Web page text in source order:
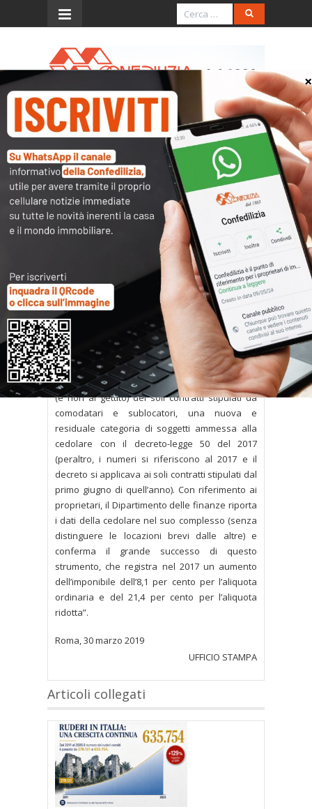
Menu
“Tassa Airbnb”, nessun flop
SUCCESSO CONFERMATO PER LA CEDOLARE
Precisazione Confedilizia
“I dati del Dipartimento delle finanze
non mostrano alcun insuccesso della cedolare
secca sugli affitti brevi. I 44 milioni di euro
relativi al 2017, infatti, sono relativi all’imponibile
(e non al gettito) dei soli contratti stipulati da
comodatari e sublocatori, una nuova e
residuale categoria di soggetti ammessa alla
cedolare con il decreto-legge 50 del 2017
(peraltro, i numeri si riferiscono al 2017 e il
decreto si applicava ai soli contratti stipulati dal
primo giugno di quell’anno). Con riferimento ai
proprietari, il Dipartimento delle finanze riporta
i dati della cedolare nel suo complesso (senza
distinguere le locazioni brevi dalle altre) e
conferma il grande successo di questo
strumento, che registra nel 2017 un aumento
dell’imponibile dell’8,1 per cento per l’aliquota
ordinaria e del 21,4 per cento per l’aliquota
ridotta”.
Roma, 30 marzo 2019
UFFICIO STAMPA
Articoli collegati